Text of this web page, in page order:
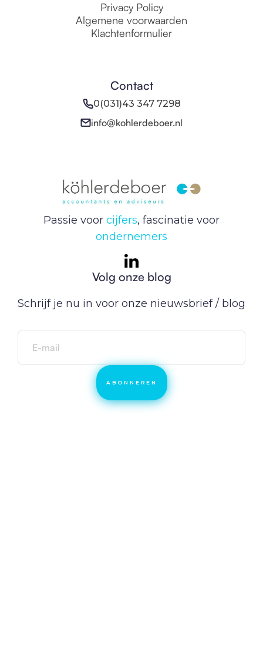
Privacy Policy
Algemene voorwaarden
Klachtenformulier
Contact
0(031)43 347 7298
info@kohlerdeboer.nl
Passie voor cijfers, fascinatie voor
ondernemers
Volg onze blog
Schrijf je nu in voor onze nieuwsbrief / blog